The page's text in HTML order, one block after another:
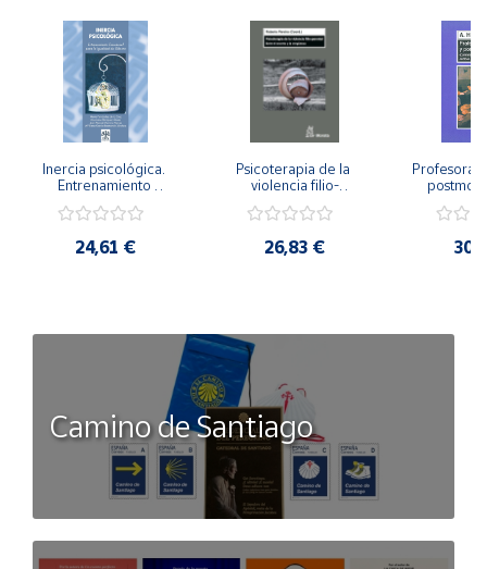
Inercia psicológica.
Entrenamiento
Igualdad de Género.
24,61 €
Psicoterapia de la
violencia filio-
secreto y la
26,83 €
Camino de Santiago